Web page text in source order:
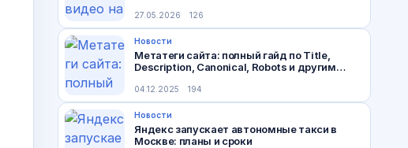
27.05.2026 126
Новости
Метатеги сайта: полный гайд по Title,
Description, Canonical, Robots и другим
04.12.2025 194
Новости
Яндекс запускает автономные такси в
Москве: планы и сроки